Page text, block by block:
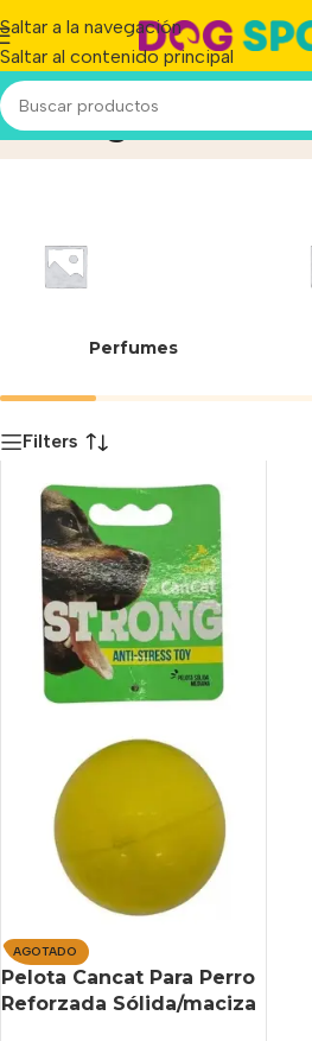
Saltar a la navegación
Saltar al contenido principal
StrongInicio/Producto
Perfumes
Filters
AGOTADO
Pelota Cancat Para Perro
Reforzada Sólida/maciza